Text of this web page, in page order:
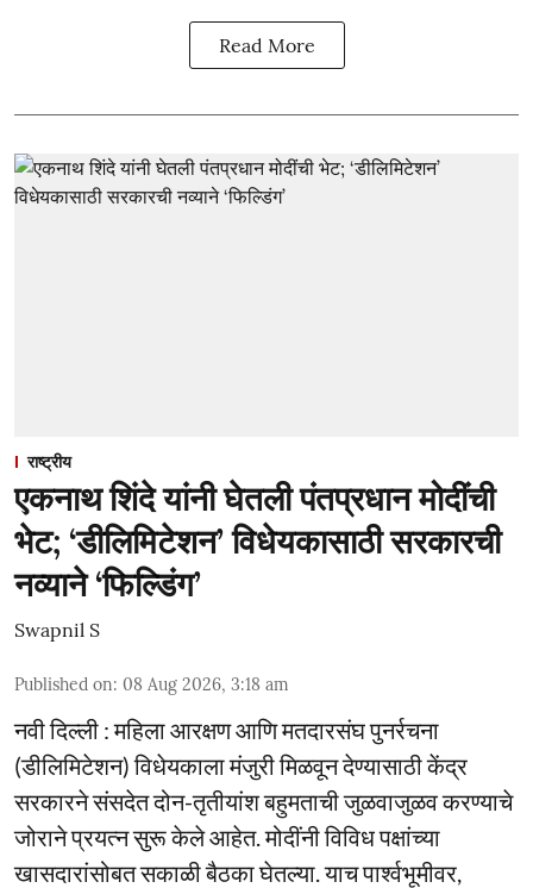
Read More
राष्ट्रीय
एकनाथ शिंदे यांनी घेतली पंतप्रधान मोदींची
भेट; ‘डीलिमिटेशन’ विधेयकासाठी सरकारची
नव्याने ‘फिल्डिंग’
Swapnil S
Published on: 08 Aug 2026, 3:18 am
नवी दिल्ली : महिला आरक्षण आणि मतदारसंघ पुनर्रचना
(डीलिमिटेशन) विधेयकाला मंजुरी मिळवून देण्यासाठी केंद्र
सरकारने संसदेत दोन-तृतीयांश बहुमताची जुळवाजुळव करण्याचे
जोराने प्रयत्न सुरू केले आहेत. मोदींनी विविध पक्षांच्या
खासदारांसोबत सकाळी बैठका घेतल्या. याच पार्श्वभूमीवर,